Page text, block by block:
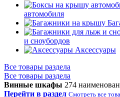
автомобиля
и сноубордов
Аксессуары
Все товары раздела
Все товары раздела
Винные шкафы 274
Перейти в раздел Смотреть все